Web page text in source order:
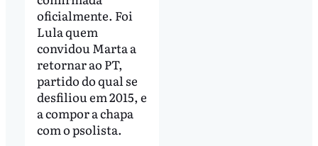
oficialmente. Foi
Lula quem
convidou Marta a
retornar ao PT,
partido do qual se
desfiliou em 2015, e
a compor a chapa
com o psolista.